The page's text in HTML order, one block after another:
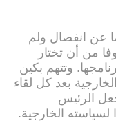
عن انفصال ولم
من أن تختار
وتتهم بكين
بعد كل لقاء
الرئيس
لسياسته الخارجية.